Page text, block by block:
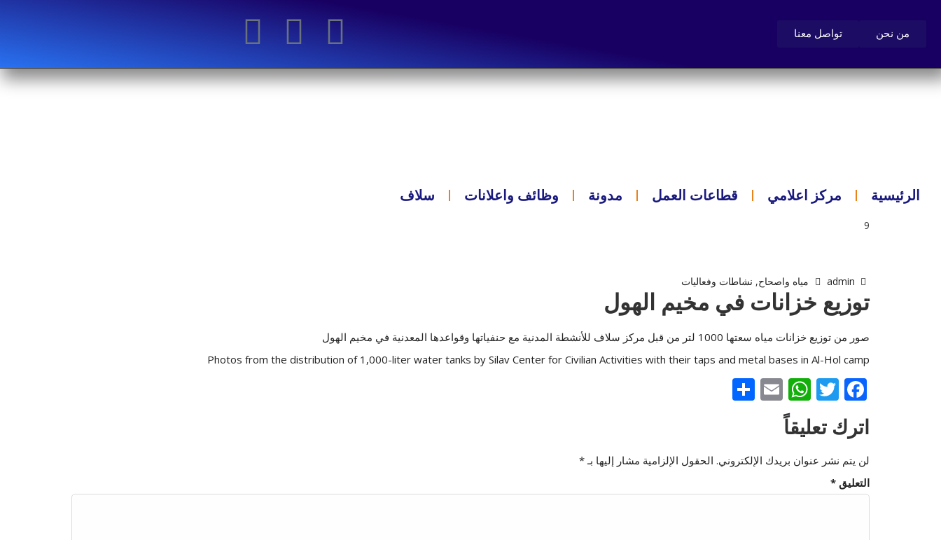
من نحن تواصل معنا
الرئيسية مركز اعلامي قطاعات العمل مدونة وظائف واعلانات سلاف
9
مياه واصحاح, نشاطات وفعاليات
توزيع خزانات في مخيم الهول
صور من توزيع خزانات مياه سعتها 1000 لتر من قبل مركز سلاف للأنشطة المدنية مع حنفياتها وقواعدها المعدنية في مخيم الهول
Photos from the distribution of 1,000-liter water tanks by Silav Center for Civilian Activities with their taps and metal bases in Al-Hol camp
Facebook
Twitter
WhatsApp
Email
اترك تعليقاً
لن يتم نشر عنوان بريدك الإلكتروني. الحقول الإلزامية مشار إليها بـ*
التعليق *